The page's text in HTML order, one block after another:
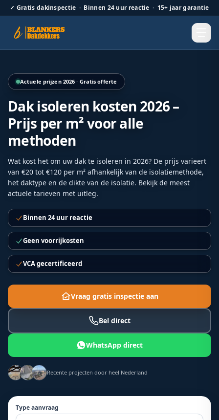
✓ Gratis dakinspectie · Binnen 24 uur reactie · 15+ jaar garantie
Actuele prijzen 2026 · Gratis offerte
Dak isoleren kosten 2026 –
Prijs per m² voor alle
methoden
Wat kost het om uw dak te isoleren in 2026? De prijs varieert
van €20 tot €120 per m² afhankelijk van de isolatiemethode,
het daktype en de dikte van de isolatie. Bekijk de meest
actuele tarieven met uitleg.
Binnen 24 uur reactie
Geen voorrijkosten
VCA gecertificeerd
Vraag gratis inspectie aan
Bel direct
WhatsApp direct
Recente projecten door heel Nederland
Type aanvraag